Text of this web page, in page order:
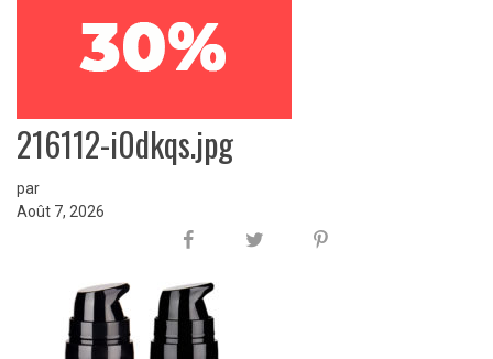
216112-i0dkqs.jpg
par
Août 7, 2026